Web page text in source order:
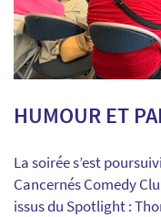
HUMOUR ET
La soirée s’est
Cancernés Comedy
issus du Spotlight :